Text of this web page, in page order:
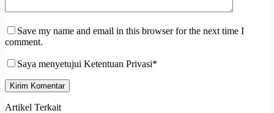
Save my name and email in this browser for the next time I
comment.
Saya menyetujui Ketentuan Privasi*
Kirim Komentar
Artikel Terkait